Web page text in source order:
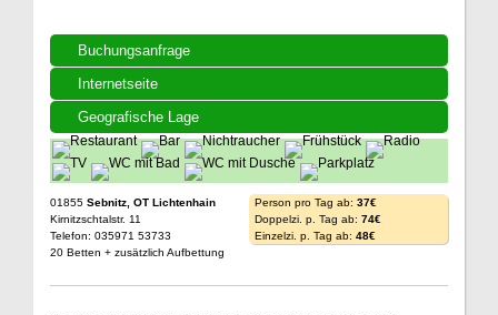
Buchungsanfrage
Internetseite
Geografische Lage
01855 Sebnitz, OT Lichtenhain
Kirnitzschtalstr. 11
Telefon: 035971 53733
20 Betten + zusätzlich Aufbettung
Person pro Tag ab: 37€
Doppelzi. p. Tag ab: 74€
Einzelzi. p. Tag ab: 48€